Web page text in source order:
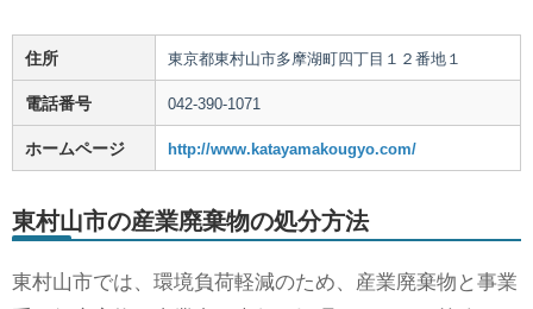
住所 東京都東村山市多摩湖町四丁目１２番地１
電話番号 042-390-1071
ホームページ http://www.katayamakougyo.com/
東村山市の産業廃棄物の処分方法
東村山市では、環境負荷軽減のため、産業廃棄物と事業